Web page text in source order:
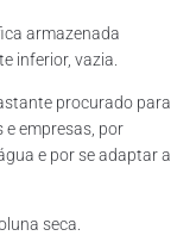
armazenada
inferior, vazia.
procurado para
e empresas, por
e por se adaptar a
seca.